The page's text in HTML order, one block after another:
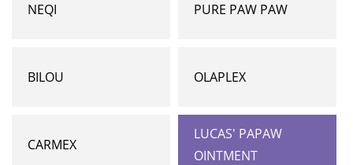
NEQI PURE PAW PAW
BILOU OLAPLEX
CARMEX
LUCAS' PAPAW
OINTMENT